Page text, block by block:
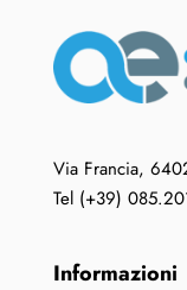
Via Francia,
Tel (+39)
Informazioni